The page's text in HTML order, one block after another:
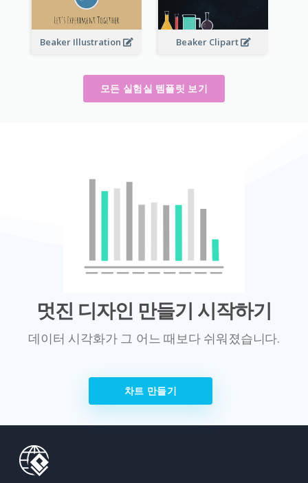
Beaker Illustration Beaker Clipart
모든 실험실 템플릿 보기
멋진 디자인 만들기 시작하기
데이터 시각화가 그 어느 때보다 쉬워졌습니다.
차트 만들기